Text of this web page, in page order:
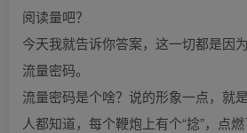
阅读量吧？
今天我就告诉你答案，这一切都是因
流量密码。
流量密码是个啥？说的形象一点，就
人都知道，每个鞭炮上有个“捻”，点